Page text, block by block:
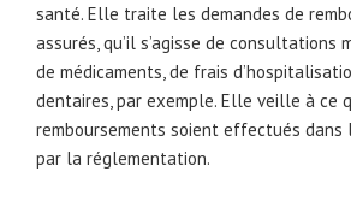
santé. Elle traite les demandes de
assurés, qu’il s’agisse de consultations
de médicaments, de frais
dentaires, par exemple. Elle veille à ce
remboursements soient effectués dans
par la réglementation.